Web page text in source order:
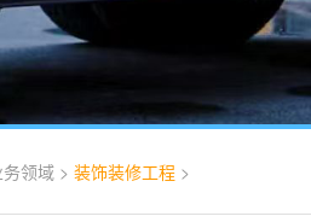
务领域 > 装饰装修工程 >